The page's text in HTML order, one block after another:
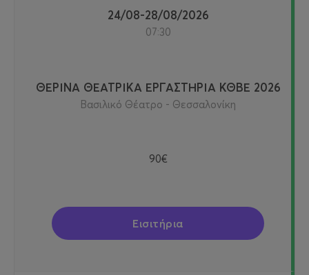
24/08-28/08/2026
07:30
ΘΕΡΙΝΑ ΘΕΑΤΡΙΚΑ ΕΡΓΑΣΤΗΡΙΑ ΚΘΒΕ 2026
Βασιλικό Θέατρο - Θεσσαλονίκη
90€
Εισιτήρια